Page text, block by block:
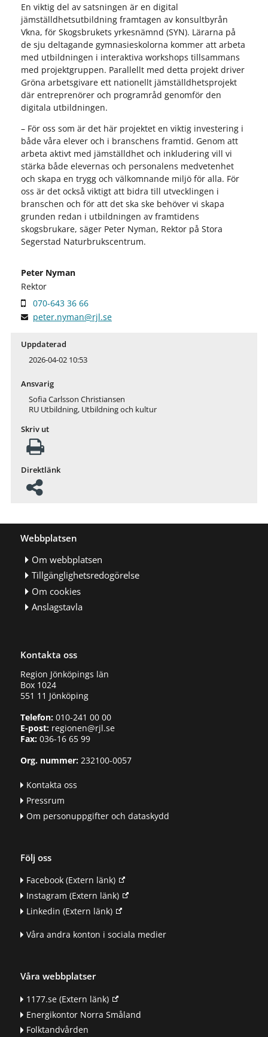
En viktig del av satsningen är en digital
jämställdhetsutbildning framtagen av konsultbyrån
Vkna, för Skogsbrukets yrkesnämnd (SYN). Lärarna på
de sju deltagande gymnasieskolorna kommer att arbeta
med utbildningen i interaktiva workshops tillsammans
med projektgruppen. Parallellt med detta projekt driver
Gröna arbetsgivare ett nationellt jämställdhetsprojekt
där entreprenörer och programråd genomför den
digitala utbildningen.
– För oss som är det här projektet en viktig investering i
både våra elever och i branschens framtid. Genom att
arbeta aktivt med jämställdhet och inkludering vill vi
stärka både elevernas och personalens medvetenhet
och skapa en trygg och välkomnande miljö för alla. För
oss är det också viktigt att bidra till utvecklingen i
branschen och för att det ska ske behöver vi skapa
grunden redan i utbildningen av framtidens
skogsbrukare, säger Peter Nyman, Rektor på Stora
Segerstad Naturbrukscentrum.
Peter Nyman
Rektor
070-643 36 66
peter.nyman@rjl.se
Uppdaterad
2026-04-02 10:53
Ansvarig
Sofia Carlsson Christiansen
RU Utbildning, Utbildning och kultur
Skriv ut
Direktlänk
Webbplatsen
Om webbplatsen
Tillgänglighetsredogörelse
Om cookies
Anslagstavla
Kontakta oss
Region Jönköpings län
Box 1024
551 11 Jönköping
Telefon:010-241 00 00
E-post:regionen@rjl.se
Fax: 036-16 65 99
Org. nummer:232100-0057
Kontakta oss
Pressrum
Om personuppgifter och dataskydd
Följ oss
Facebook(Extern länk)
Instagram (Extern länk)
Linkedin (Extern länk)
Våra andra konton i sociala medier
Våra webbplatser
1177.se(Extern länk)
Energikontor Norra Småland
Folktandvården